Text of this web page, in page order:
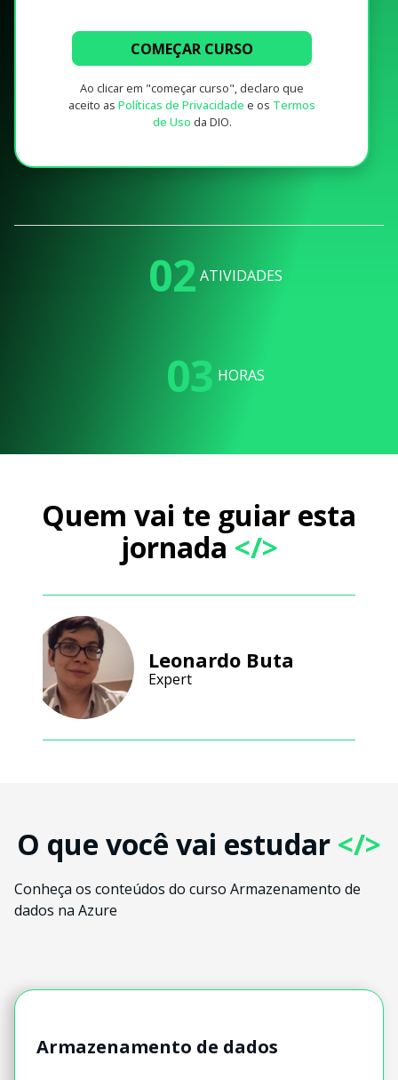
COMEÇAR CURSO
Ao clicar em "começar curso", declaro que
aceito as Políticas de Privacidade e os Termos
de Uso da DIO.
02 ATIVIDADES
03 HORAS
Quem vai te guiar esta
jornada </>
Leonardo Buta
Expert
O que você vai estudar </>
Conheça os conteúdos do curso Armazenamento de
dados na Azure
Armazenamento de dados